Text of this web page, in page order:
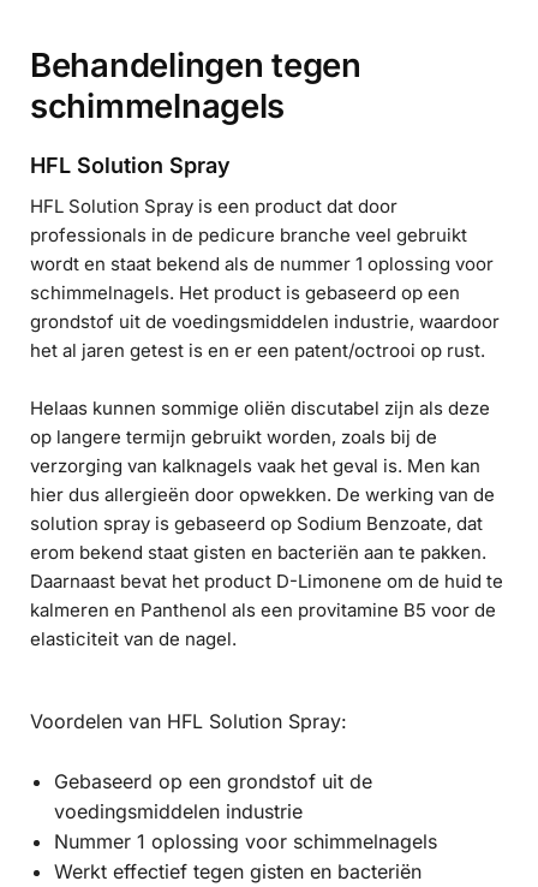
Behandelingen tegen
schimmelnagels
HFL Solution Spray
HFL Solution Spray is een product dat door
professionals in de pedicure branche veel gebruikt
wordt en staat bekend als de nummer 1 oplossing voor
schimmelnagels. Het product is gebaseerd op een
grondstof uit de voedingsmiddelen industrie, waardoor
het al jaren getest is en er een patent/octrooi op rust.
Helaas kunnen sommige oliën discutabel zijn als deze
op langere termijn gebruikt worden, zoals bij de
verzorging van kalknagels vaak het geval is. Men kan
hier dus allergieën door opwekken. De werking van de
solution spray is gebaseerd op Sodium Benzoate, dat
erom bekend staat gisten en bacteriën aan te pakken.
Daarnaast bevat het product D-Limonene om de huid te
kalmeren en Panthenol als een provitamine B5 voor de
elasticiteit van de nagel.
Voordelen van HFL Solution Spray:
Gebaseerd op een grondstof uit de
voedingsmiddelen industrie
Nummer 1 oplossing voor schimmelnagels
Werkt effectief tegen gisten en bacteriën